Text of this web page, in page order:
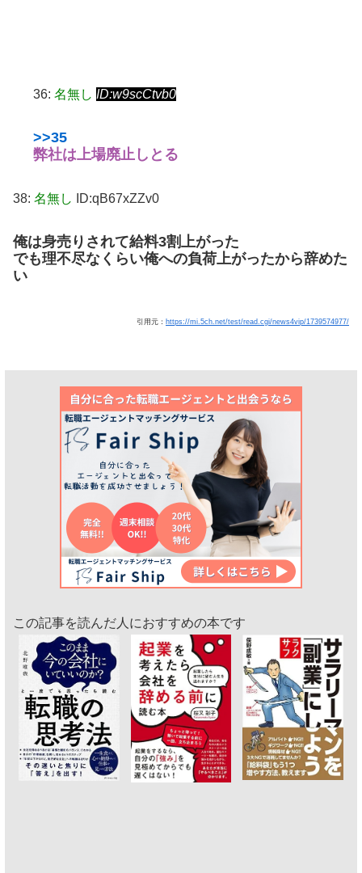
36: 名無し ID:w9scCtvb0
>>35
弊社は上場廃止しとる
38: 名無し ID:qB67xZZv0
俺は身売りされて給料3割上がった
でも理不尽なくらい俺への負荷上がったから辞めた
い
引用元： https://mi.5ch.net/test/read.cgi/news4vip/1739574977/
この記事を読んだ人におすすめの本です